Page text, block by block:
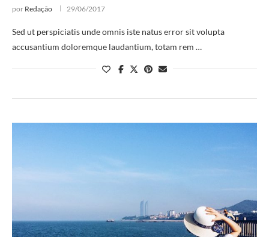
por Redação 29/06/2017
Sed ut perspiciatis unde omnis iste natus error sit volupta
accusantium doloremque laudantium, totam rem …